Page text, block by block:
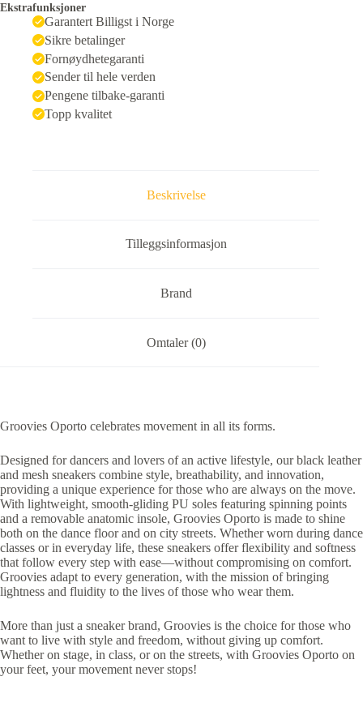
Ekstrafunksjoner
Garantert Billigst i Norge
Sikre betalinger
Fornøydhetegaranti
Sender til hele verden
Pengene tilbake-garanti
Topp kvalitet
Beskrivelse
Tilleggsinformasjon
Brand
Omtaler (0)
Groovies Oporto celebrates movement in all its forms.
Designed for dancers and lovers of an active lifestyle, our black leather
and mesh sneakers combine style, breathability, and innovation,
providing a unique experience for those who are always on the move.
With lightweight, smooth-gliding PU soles featuring spinning points
and a removable anatomic insole, Groovies Oporto is made to shine
both on the dance floor and on city streets. Whether worn during dance
classes or in everyday life, these sneakers offer flexibility and softness
that follow every step with ease—without compromising on comfort.
Groovies adapt to every generation, with the mission of bringing
lightness and fluidity to the lives of those who wear them.
More than just a sneaker brand, Groovies is the choice for those who
want to live with style and freedom, without giving up comfort.
Whether on stage, in class, or on the streets, with Groovies Oporto on
your feet, your movement never stops!